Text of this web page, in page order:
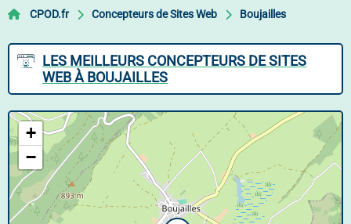
CPOD.fr Concepteurs de Sites Web Boujailles
LES MEILLEURS CONCEPTEURS DE SITES
WEB À BOUJAILLES
+
−